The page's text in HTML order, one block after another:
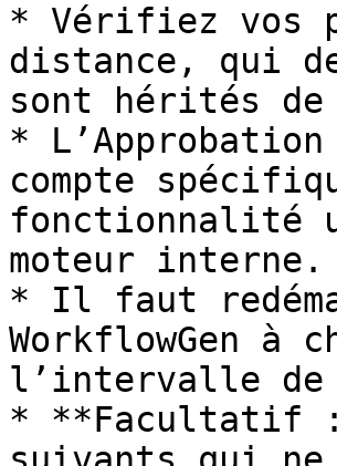
* Vérifiez vos
distance, qui
sont hérités de
*
compte
fonctionnalité
moteur interne.
* Il faut
WorkflowGen à
l’intervalle de
* **Facultatif